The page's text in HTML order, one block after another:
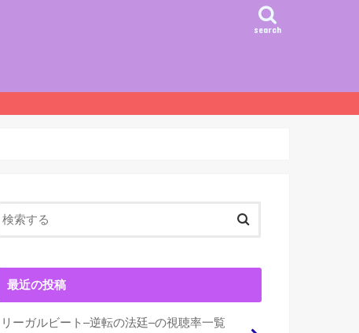
search
最近の投稿
リーガルビート–逆転の法廷–の視聴率一覧